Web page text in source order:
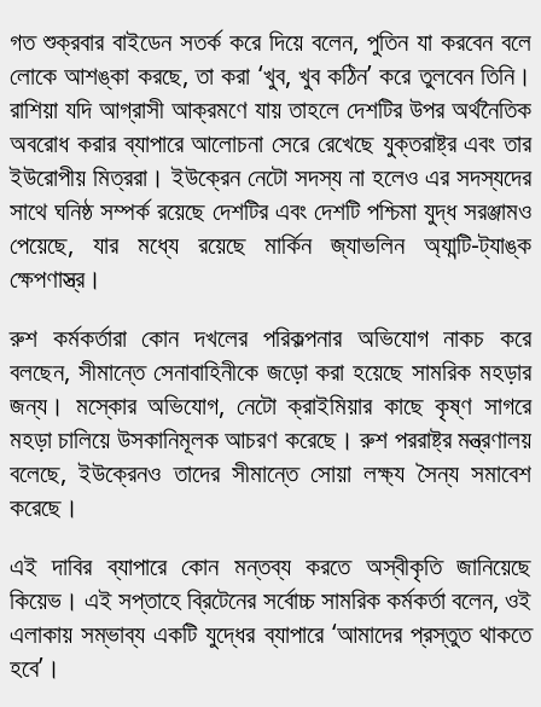
গত শুক্রবার বাইডেন সতর্ক করে দিয়ে বলেন, পুতিন যা করবেন বলে
লোকে আশঙ্কা করছে, তা করা ‘খুব, খুব কঠিন’ করে তুলবেন তিনি।
রাশিয়া যদি আগ্রাসী আক্রমণে যায় তাহলে দেশটির উপর অর্থনৈতিক
অবরোধ করার ব্যাপারে আলোচনা সেরে রেখেছে যুক্তরাষ্ট্র এবং তার
ইউরোপীয় মিত্ররা। ইউক্রেন নেটো সদস্য না হলেও এর সদস্যদের
সাথে ঘনিষ্ঠ সম্পর্ক রয়েছে দেশটির এবং দেশটি পশ্চিমা যুদ্ধ সরঞ্জামও
পেয়েছে, যার মধ্যে রয়েছে মার্কিন জ্যাভলিন অ্যান্টি-ট্যাঙ্ক
ক্ষেপণাস্ত্র।
রুশ কর্মকর্তারা কোন দখলের পরিকল্পনার অভিযোগ নাকচ করে
বলছেন, সীমান্তে সেনাবাহিনীকে জড়ো করা হয়েছে সামরিক মহড়ার
জন্য। মস্কোর অভিযোগ, নেটো ক্রাইমিয়ার কাছে কৃষ্ণ সাগরে
মহড়া চালিয়ে উসকানিমূলক আচরণ করেছে। রুশ পররাষ্ট্র মন্ত্রণালয়
বলেছে, ইউক্রেনও তাদের সীমান্তে সোয়া লক্ষ্য সৈন্য সমাবেশ
করেছে।
এই দাবির ব্যাপারে কোন মন্তব্য করতে অস্বীকৃতি জানিয়েছে
কিয়েভ। এই সপ্তাহে ব্রিটেনের সর্বোচ্চ সামরিক কর্মকর্তা বলেন, ওই
এলাকায় সম্ভাব্য একটি যুদ্ধের ব্যাপারে ‘আমাদের প্রস্তুত থাকতে
হবে’।